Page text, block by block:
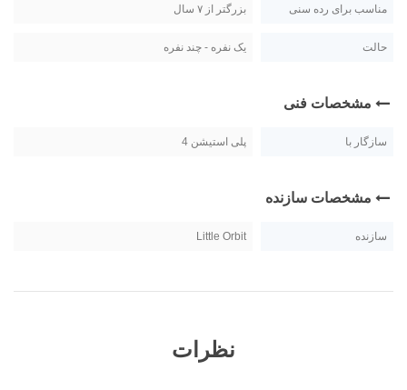
مناسب برای رده سنی بزرگتر از ۷ سال
حالت یک نفره - چند نفره
مشخصات فنی
سازگار با پلی استیشن 4
مشخصات سازنده
سازنده Little Orbit
نظرات